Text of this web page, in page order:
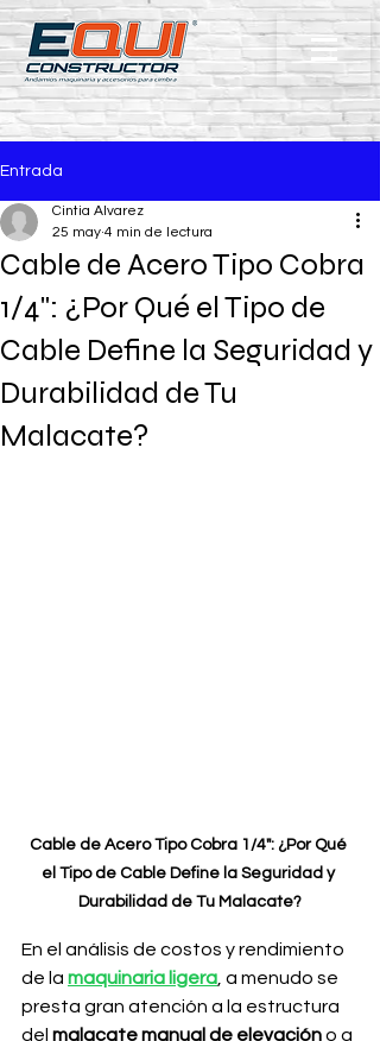
Entrada
Cable de Acero Tipo Cobra
1/4": ¿Por Qué el Tipo de
Cable Define la Seguridad y
Durabilidad de Tu
Malacate?
Cintia Alvarez
25 may 4 min de lectura
Cable de Acero Tipo Cobra 1/4": ¿Por Qué
el Tipo de Cable Define la Seguridad y
Durabilidad de Tu Malacate?
En el análisis de costos y rendimiento
de la maquinaria ligera , a menudo se
presta gran atención a la estructura
del malacate manual de elevación o a